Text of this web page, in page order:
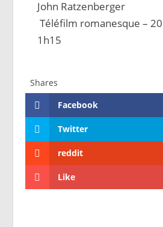
John Ratzenberger
Téléfilm romanesque –
1h15
Shares
Facebook
Twitter
reddit
Like